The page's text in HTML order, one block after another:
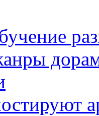
дорам